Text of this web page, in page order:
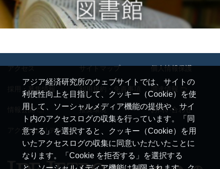
アジア経済研究所のウェブサイトでは、サイトの
利便性向上を目指して、クッキー（Cookie）を使
用して、ソーシャルメディア機能の提供や、サイ
ト内のアクセスログの収集を行っています。「同
意する」を選択すると、クッキー（Cookie）を用
いたアクセスログの収集に同意いただいたことに
なります。「Cookie を拒否する」を選択する
アクセス サイトマップ 個人情報保護
採用・募集情報 利用規約・免責事項
情報公開 推奨環境 お問い合わせ
アクセシビリティ